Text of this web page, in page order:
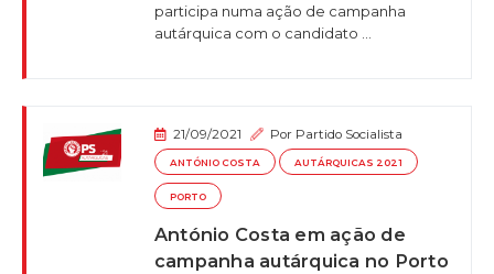
participa numa ação de campanha
autárquica com o candidato ...
21/09/2021 Por Partido Socialista
ANTÓNIO COSTA AUTÁRQUICAS 2021
PORTO
António Costa em ação de
campanha autárquica no Porto